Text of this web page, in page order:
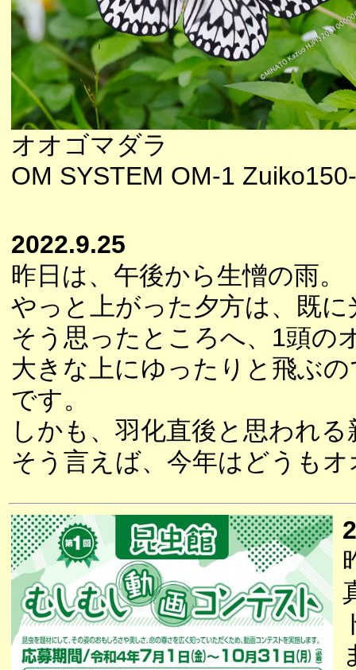
オオゴマダラ
OM SYSTEM OM-1
2022.9.25
昨日は、午後から生憎の雨。
やっと上がった夕方は、既に
そう思ったところへ、1頭の
大きな上にゆったりと飛ぶ
です。
しかも、羽化直後と思われる
そう言えば、今年はどうも